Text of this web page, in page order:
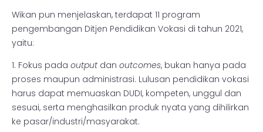
Wikan pun menjelaskan, terdapat 11 program
pengembangan Ditjen Pendidikan Vokasi di tahun 2021,
yaitu:
1. Fokus pada output dan outcomes, bukan hanya pada
proses maupun administrasi. Lulusan pendidikan vokasi
harus dapat memuaskan DUDI, kompeten, unggul dan
sesuai, serta menghasilkan produk nyata yang dihilirkan
ke pasar/industri/masyarakat.